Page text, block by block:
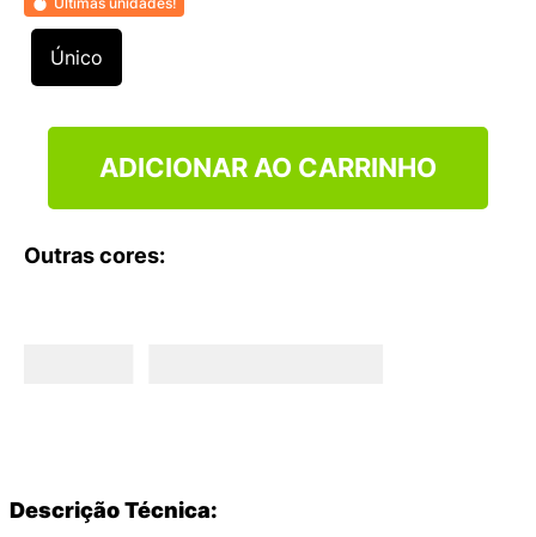
Único
ADICIONAR AO CARRINHO
Outras cores:
Descrição Técnica:
9 º
VANS TÊNIS VANS ULTRARANGE
10º NEW BALANCE 204L